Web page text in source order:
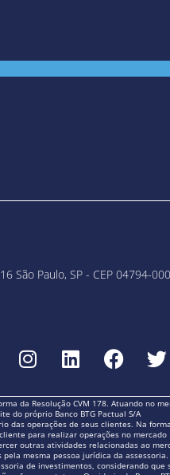
São Paulo, SP - CEP 04794-000
da Resolução CVM 178. Atuando no
do próprio Banco BTG Pactual S/A
das operações de seus clientes. Na
para realizar operações no mercado
outras atividades relacionadas ao
mesma pessoa jurídica da assessoria.
de investimentos, considerando que